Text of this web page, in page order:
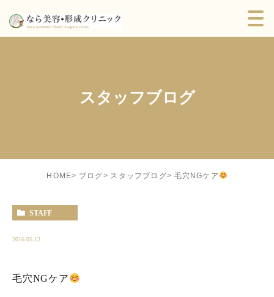
スタッフブログ
HOME ブログ スタッフブログ 毛穴NGケア
STAFF
2016.05.12
毛穴NGケア